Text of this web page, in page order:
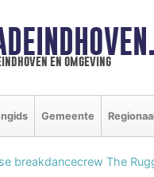
en omgeving
Gemeente
breakdancecrew The